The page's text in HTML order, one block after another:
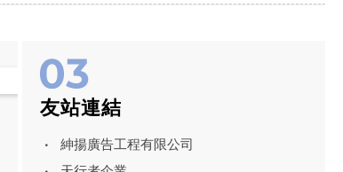
友站連結
紳揚廣告工程有限公司